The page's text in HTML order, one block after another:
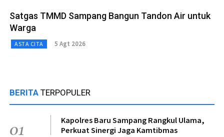
Satgas TMMD Sampang Bangun Tandon Air untuk
Warga
ASTA CITA 5 Agt 2026
BERITA TERPOPULER
01
Kapolres Baru Sampang Rangkul Ulama,
Perkuat Sinergi Jaga Kamtibmas